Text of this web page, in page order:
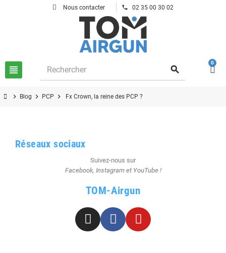
Nous contacter phone 02 35 00 30 02
view_headline search
0
chevron_right Blog chevron_right PCP chevron_right Fx Crown, la reine des PCP ?
Réseaux sociaux
Suivez-nous sur
Facebook, Instagram et YouTube !
TOM-Airgun